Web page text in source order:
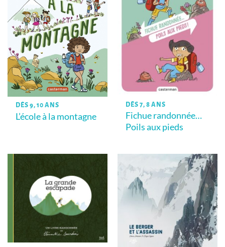
DÈS 9, 10 ANS
L’école à la montagne
DÈS 7, 8 ANS
Fichue randonnée…
Poils aux pieds